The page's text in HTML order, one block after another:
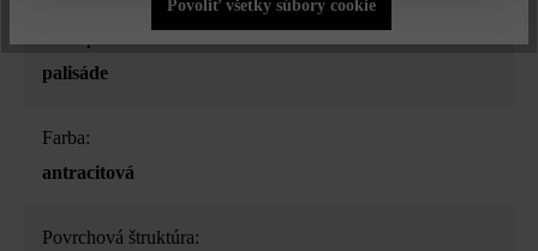
palisáde
Farba:
antracitová
Povrchová štruktúra:
Povoliť všetky súbory cookie